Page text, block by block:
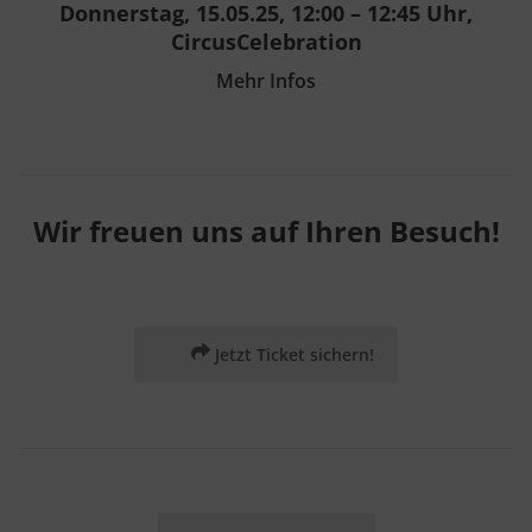
Donnerstag, 15.05.25, 12:00 – 12:45 Uhr,
CircusCelebration
Mehr Infos
Wir freuen uns auf Ihren Besuch!
Jetzt Ticket sichern!